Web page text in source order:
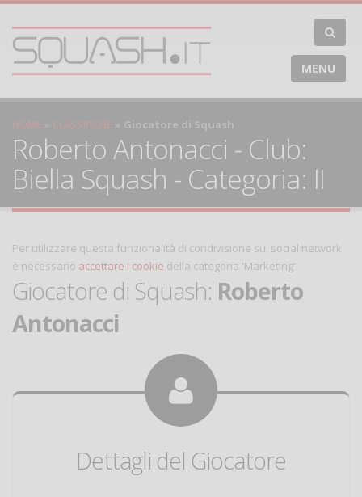
MENU
HOME CLASSIFICHE Giocatore di Squash
Roberto Antonacci - Club:
Biella Squash - Categoria: II
Per utilizzare questa funzionalità di condivisione sui social network
è necessario accettare i cookie della categoria 'Marketing'
Giocatore di Squash: Roberto
Antonacci
Dettagli del Giocatore